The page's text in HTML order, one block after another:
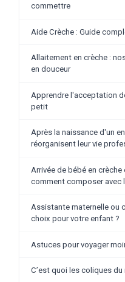
commettre
Aide Crèche : Guide
Allaitement en crèche :
en douceur
Apprendre l'acceptation
petit
Après la naissance d'un
réorganisent leur vie
Arrivée de bébé en
comment composer avec
Assistante maternelle ou
choix pour votre enfant ?
Astuces pour voyager
C’est quoi les coliques du